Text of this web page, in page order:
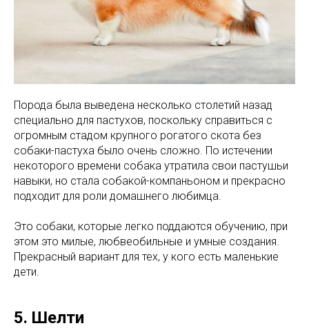
Порода была выведена несколько столетий назад
специально для пастухов, поскольку справиться с
огромным стадом крупного рогатого скота без
собаки-пастуха было очень сложно. По истечении
некоторого времени собака утратила свои пастушьи
навыки, но стала собакой-компаньоном и прекрасно
подходит для роли домашнего любимца.
Это собаки, которые легко поддаются обучению, при
этом это милые, любвеобильные и умные создания.
Прекрасный вариант для тех, у кого есть маленькие
дети.
5. Шелти